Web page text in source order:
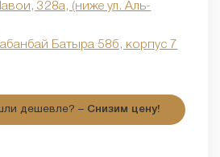
328а, (ниже ул. Аль-
Батыра 58б, корпус 7
дешевле? – Снизим цену!